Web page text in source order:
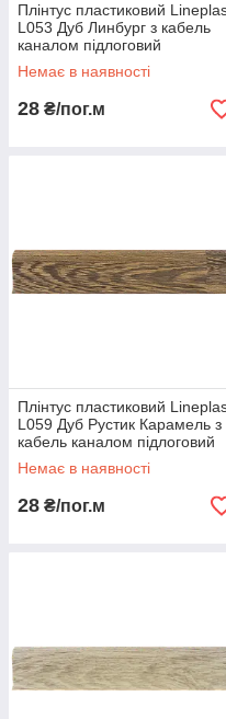
Плінтус пластиковий
L053 Дуб Линбург з кабель
каналом підлоговий
пластиковий плінтус
Немає в наявності
28 ₴/пог.м
Плінтус пластиковий
L059 Дуб Рустик Карамель з
кабель каналом підлоговий
пластиковий плінтус
Немає в наявності
28 ₴/пог.м